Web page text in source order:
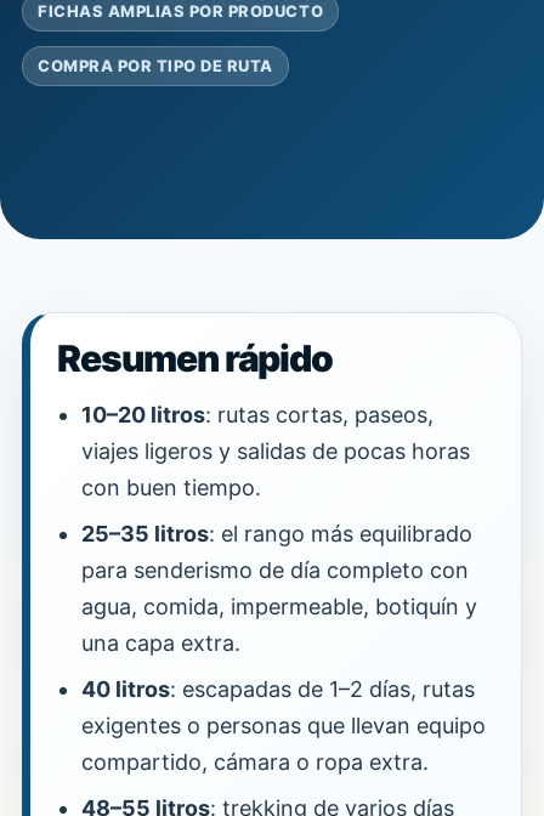
FICHAS AMPLIAS POR PRODUCTO
COMPRA POR TIPO DE RUTA
Resumen rápido
10–20 litros: rutas cortas, paseos,
viajes ligeros y salidas de pocas horas
con buen tiempo.
25–35 litros: el rango más equilibrado
para senderismo de día completo con
agua, comida, impermeable, botiquín y
una capa extra.
40 litros: escapadas de 1–2 días, rutas
exigentes o personas que llevan equipo
compartido, cámara o ropa extra.
48–55 litros: trekking de varios días